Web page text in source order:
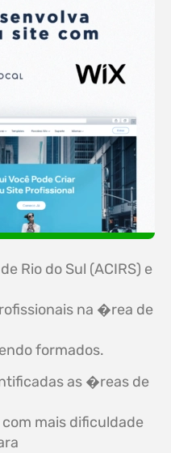
Rio do Sul (ACIRS) e
na �rea de
formados.
as �reas de
mais dificuldade